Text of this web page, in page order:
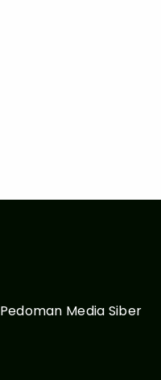
Pedoman Media Siber